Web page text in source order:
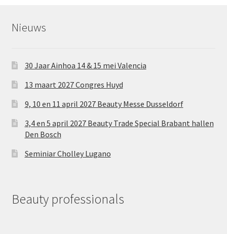
Nieuws
30 Jaar Ainhoa 14 & 15 mei Valencia
13 maart 2027 Congres Huyd
9, 10 en 11 april 2027 Beauty Messe Dusseldorf
3,4 en 5 april 2027 Beauty Trade Special Brabant hallen
Den Bosch
Seminiar Cholley Lugano
Beauty professionals